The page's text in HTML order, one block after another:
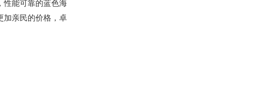
性能可靠的蓝色海
加亲民的价格，卓